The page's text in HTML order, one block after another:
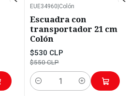
EUE34960 Colón
Escuadra con
transportador 21 cm
Colón
$530 CLP
$550 CLP
Cantidad